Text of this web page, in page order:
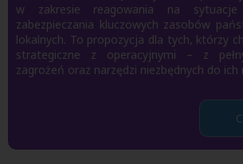
w zakresie reagowania na sytuacje
zabezpieczania kluczowych zasobów
lokalnych. To propozycja dla tych, którzy
strategiczne z operacyjnymi – z
zagrożeń oraz narzędzi niezbędnych do ich